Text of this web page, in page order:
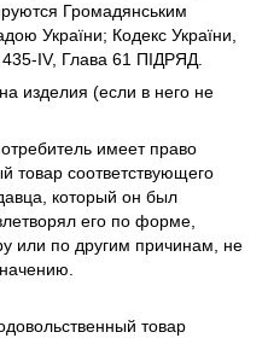
Громадянським
України; Кодекс України,
IV, Глава 61 ПІДРЯД.
изделия (если в него не
имеет право
товар соответствующего
который он был
его по форме,
или по другим причинам, не
товар